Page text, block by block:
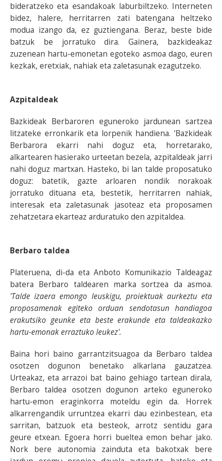
bideratzeko eta esandakoak laburbiltzeko. Interneten
bidez, halere, herritarren zati batengana heltzeko
modua izango da, ez guztiengana. Beraz, beste bide
batzuk be jorratuko dira. Gainera, bazkideakaz
zuzenean hartu-emonetan egoteko asmoa dago, euren
kezkak, eretxiak, nahiak eta zaletasunak ezagutzeko.
Azpitaldeak
Bazkideak Berbaroren eguneroko jardunean sartzea
litzateke erronkarik eta lorpenik handiena. 'Bazkideak
Berbarora ekarri nahi doguz eta, horretarako,
alkartearen hasierako urteetan bezela, azpitaldeak jarri
nahi doguz martxan. Hasteko, bi lan talde proposatuko
doguz: batetik, gazte arloaren nondik norakoak
jorratuko dituana eta, bestetik, herritarren nahiak,
interesak eta zaletasunak jasoteaz eta proposamen
zehatzetara ekarteaz arduratuko den azpitaldea.
Berbaro taldea
Plateruena, di-da eta Anboto Komunikazio Taldeagaz
batera Berbaro taldearen marka sortzea da asmoa.
'Talde izaera emongo leuskigu, proiektuak aurkeztu eta
proposamenak egiteko orduan sendotasun handiagoa
erakutsiko geunke eta beste erakunde eta taldeakazko
hartu-emonak erraztuko leukez'.
Baina hori baino garrantzitsuagoa da Berbaro taldea
osotzen dogunon benetako alkarlana gauzatzea.
Urteakaz, eta arrazoi bat baino gehiago tartean dirala,
Berbaro taldea osotzen dogunon arteko eguneroko
hartu-emon eraginkorra moteldu egin da. Horrek
alkarrengandik urruntzea ekarri dau ezinbestean, eta
sarritan, batzuok eta besteok, arrotz sentidu gara
geure etxean. Egoera horri bueltea emon behar jako.
Nork bere autonomia zainduta eta bakotxak bere